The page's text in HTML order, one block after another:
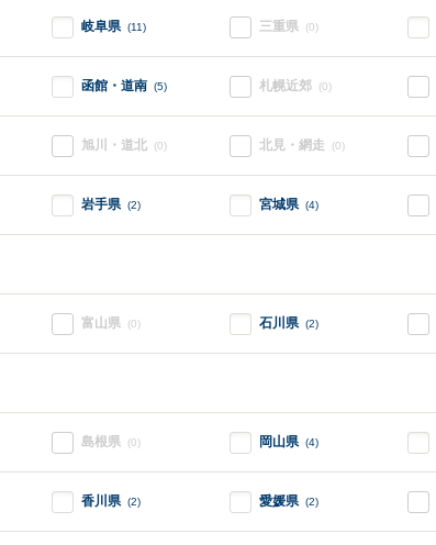
岐阜県 (11) 三重県 (0)
函館・道南 (5) 札幌近郊 (0)
旭川・道北 (0) 北見・網走 (0)
岩手県 (2) 宮城県 (4)
富山県 (0) 石川県 (2)
島根県 (0) 岡山県 (4)
香川県 (2) 愛媛県 (2)